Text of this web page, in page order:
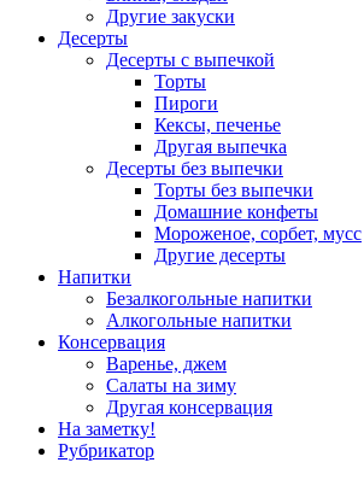
Другие закуски
Десерты
Десерты с выпечкой
Торты
Пироги
Кексы, печенье
Другая выпечка
Десерты без выпечки
Торты без выпечки
Домашние конфеты
Мороженое, сорбет, мусс
Другие десерты
Напитки
Безалкогольные напитки
Алкогольные напитки
Консервация
Варенье, джем
Салаты на зиму
Другая консервация
На заметку!
Рубрикатор